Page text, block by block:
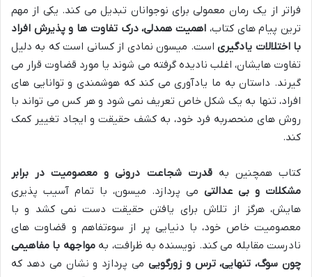
فراتر از یک رمان معمولی برای نوجوانان تبدیل می کند. یکی از مهم
ترین پیام های کتاب، اهمیت همدلی، درک تفاوت ها و پذیرش افراد
با اختلالات یادگیریاست. میسون نمادی از کسانی است که به دلیل
تفاوت هایشان، اغلب نادیده گرفته می شوند یا مورد قضاوت قرار می
گیرند. داستان به ما یادآوری می کند که هوشمندی و توانایی های
افراد، تنها به یک شکل خاص تعریف نمی شود و هر کس می تواند با
روش های منحصربه فرد خود، به کشف حقیقت و ایجاد تغییر کمک
کند.
کتاب همچنین بهقدرت شجاعت درونی و معصومیت در برابر
مشکلات و بی عدالتی می پردازد. میسون، با تمام آسیب پذیری
هایش، هرگز از تلاش برای یافتن حقیقت دست نمی کشد و با
معصومیت خاص خود، با دنیایی پر از سوءتفاهم و قضاوت های
نادرست مقابله می کند. نویسنده به ظرافت، بهمواجهه با مفاهیمی
چون سوگ، تنهایی، ترس و زورگویی می پردازد و نشان می دهد که